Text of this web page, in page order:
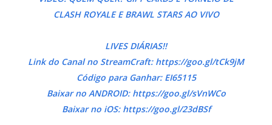
CLASH ROYALE E BRAWL STARS AO VIVO
LIVES DIÁRIAS!!
Link do Canal no StreamCraft: https://goo.gl/tCk9jM
Código para Ganhar: EI65115
Baixar no ANDROID: https://goo.gl/sVnWCo
Baixar no iOS: https://goo.gl/23dBSf